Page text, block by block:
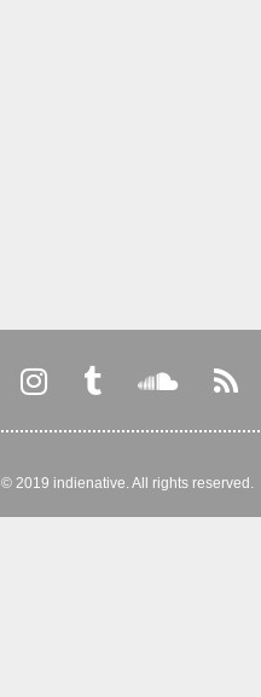
© 2019 indienative. All rights reserved.